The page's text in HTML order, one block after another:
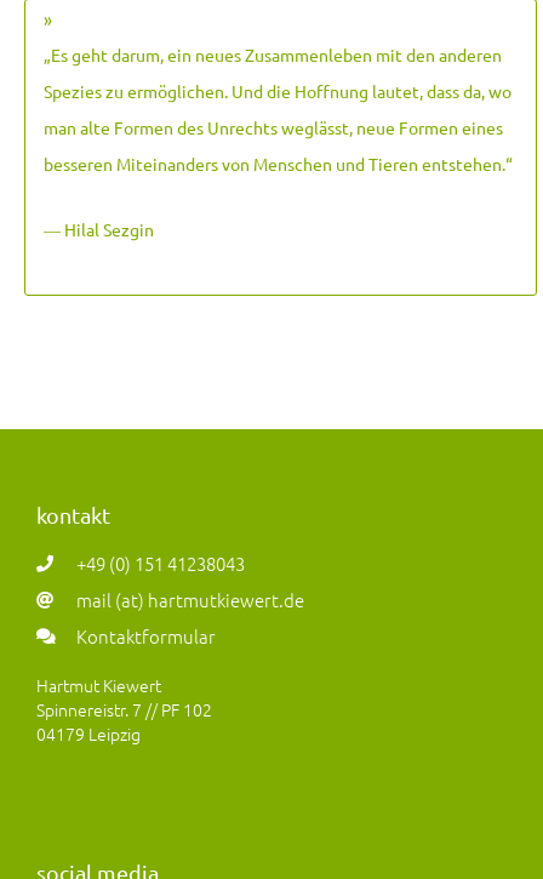
»
„Es geht darum, ein neues Zusammenleben mit den anderen
Spezies zu ermöglichen. Und die Hoffnung lautet, dass da, wo
man alte Formen des Unrechts weglässt, neue Formen eines
besseren Miteinanders von Menschen und Tieren entstehen.“
― Hilal Sezgin
kontakt
+49 (0) 151 41238043
mail (at) hartmutkiewert.de
Kontaktformular
Hartmut Kiewert
Spinnereistr. 7 // PF 102
04179 Leipzig
social media